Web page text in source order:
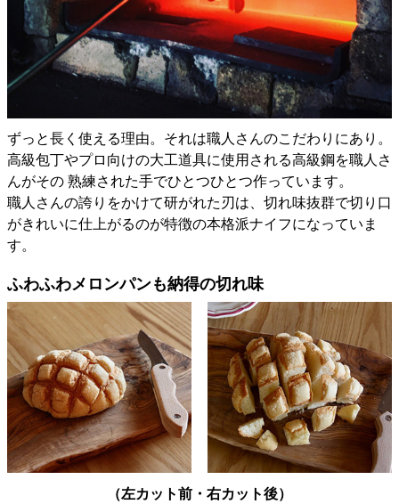
ずっと長く使える理由。それは職人さんのこだわりにあり。
高級包丁やプロ向けの大工道具に使用される高級鋼を職人さ
んがその 熟練された手でひとつひとつ作っています。
職人さんの誇りをかけて研がれた刃は、切れ味抜群で切り口
がきれいに仕上がるのが特徴の本格派ナイフになっていま
す。
ふわふわメロンパンも納得の切れ味
（左カット前・右カット後）